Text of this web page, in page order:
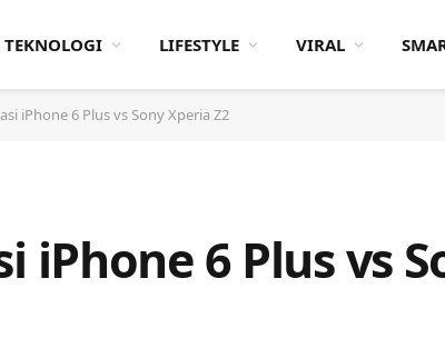
TEKNOLOGI LIFESTYLE VIRAL
iPhone 6 Plus vs Sony Xperia Z2
iPhone 6 Plus vs